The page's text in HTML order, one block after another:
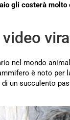
gli costerà molto
nel mondo
è noto per
un succulento